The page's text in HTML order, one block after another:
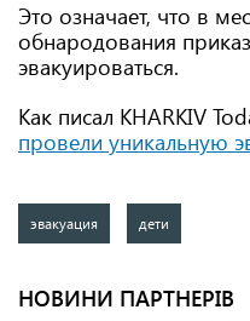
Это означает, что в
обнародования
эвакуироваться.
Как писал KHARKIV
провели уникальную
эвакуация дети